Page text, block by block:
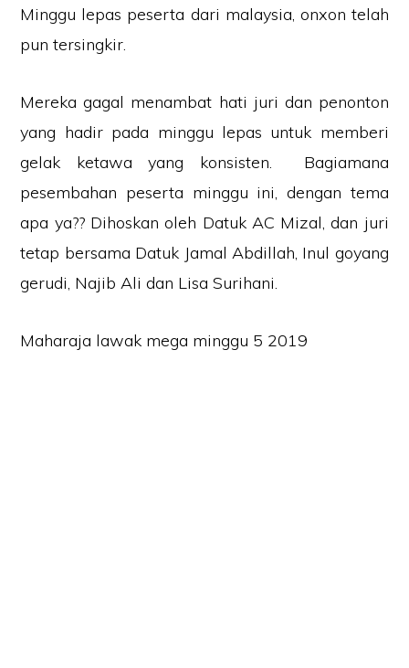
Minggu lepas peserta dari malaysia, onxon telah
pun tersingkir.
Mereka gagal menambat hati juri dan penonton
yang hadir pada minggu lepas untuk memberi
gelak ketawa yang konsisten. Bagiamana
pesembahan peserta minggu ini, dengan tema
apa ya?? Dihoskan oleh Datuk AC Mizal, dan juri
tetap bersama Datuk Jamal Abdillah, Inul goyang
gerudi, Najib Ali dan Lisa Surihani.
Maharaja lawak mega minggu 5 2019